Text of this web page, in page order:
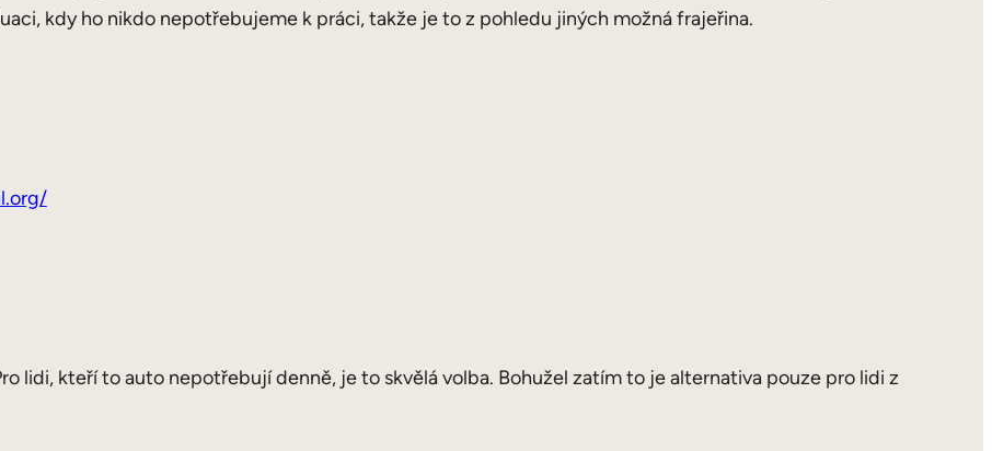
kdy ho nikdo nepotřebujeme k práci, takže je to z pohledu jiných možná frajeřina.
lidi, kteří to auto nepotřebují denně, je to skvělá volba. Bohužel zatím to je alternativa pouze pro lidi z